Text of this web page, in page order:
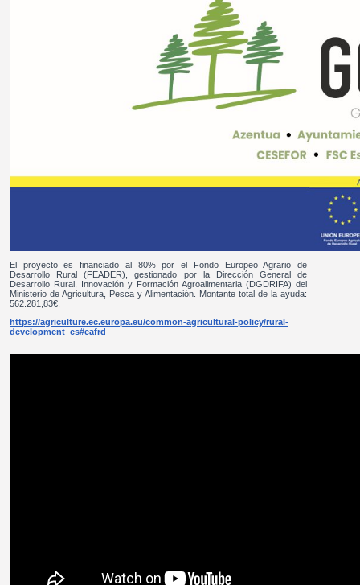
El proyecto es financiado al 80% por el Fondo Europeo Agrario de
Desarrollo Rural (FEADER), gestionado por la Dirección General de
Desarrollo Rural, Innovación y Formación Agroalimentaria (DGDRIFA) del
Ministerio de Agricultura, Pesca y Alimentación. Montante total de la ayuda:
562.281,83€.
https://agriculture.ec.europa.eu/common-agricultural-policy/rural-
development_es#eafrd